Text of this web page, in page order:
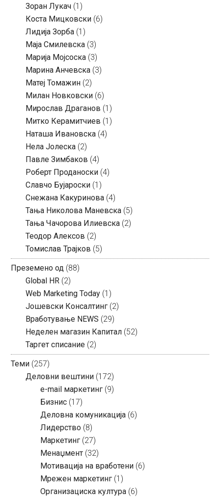
Зоран Лукач (1)
Коста Мицковски (6)
Лидија Зорба (1)
Маја Смилевска (3)
Марија Мојсоска (3)
Марина Анчевска (3)
Матеј Томажин (2)
Милан Новковски (6)
Мирослав Драганов (1)
Митко Керамитчиев (1)
Наташа Ивановска (4)
Нела Јолеска (2)
Павле Зимбаков (4)
Роберт Проданоски (4)
Славчо Бујароски (1)
Снежана Какуринова (4)
Тања Николова Маневска (5)
Тања Чачорова Илиевска (2)
Теодор Алексов (2)
Томислав Трајков (5)
Преземено од (88)
Global HR (2)
Web Marketing Today (1)
Јошевски Консалтинг (2)
Вработување NEWS (29)
Неделен магазин Капитал (52)
Таргет списание (2)
Теми (257)
Деловни вештини (172)
e-mail маркетинг (9)
Бизнис (17)
Деловна комуникација (6)
Лидерство (8)
Маркетинг (27)
Менаџмент (32)
Мотивација на вработени (6)
Мрежен маркетинг (1)
Организациска култура (6)